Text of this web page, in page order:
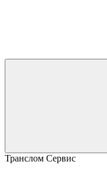
Транслом Сервис